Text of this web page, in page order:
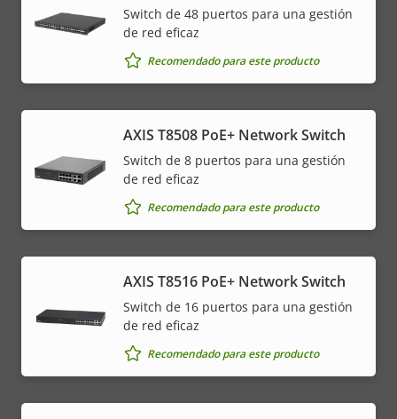
Switch de 48 puertos para una gestión
de red eficaz
Recomendado para este producto
AXIS T8508 PoE+ Network Switch
Switch de 8 puertos para una gestión
de red eficaz
Recomendado para este producto
AXIS T8516 PoE+ Network Switch
Switch de 16 puertos para una gestión
de red eficaz
Recomendado para este producto